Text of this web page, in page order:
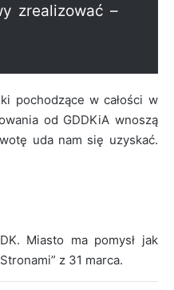
zrealizować –
pochodzące w całości w
od GDDKiA wnoszą
uda nam się uzyskać.
Miasto ma pomysł jak
z 31 marca.
przed upałem. W powiecie